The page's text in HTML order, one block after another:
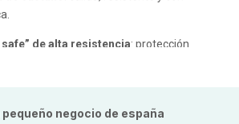
de alta resistencia: protección
el salón o la cocina y también encaja
pequeño negocio de españa